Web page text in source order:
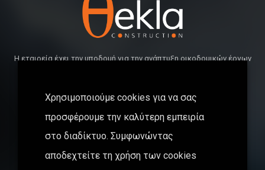
Η εταιρεία έχει την υποδομή για την ανάπτυξη οικοδομικών έργων
ΘΕΚΛΑ Α.Ε.
+30 211 182 97 07
Χρησιμοποιούμε cookies για να σας
προσφέρουμε την καλύτερη εμπειρία
στο διαδίκτυο. Συμφωνώντας
αποδεχτείτε τη χρήση των cookies